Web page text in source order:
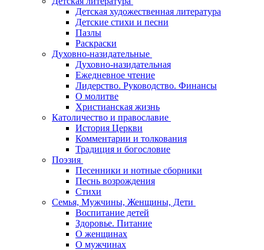
Детская художественная литература
Детские стихи и песни
Пазлы
Раскраски
Духовно-назидательные
Духовно-назидательная
Ежедневное чтение
Лидерство. Руководство. Финансы
О молитве
Христианская жизнь
Католичество и православие
История Церкви
Комментарии и толкования
Традиция и богословие
Поэзия
Песенники и нотные сборники
Песнь возрождения
Стихи
Семья, Мужчины, Женщины, Дети
Воспитание детей
Здоровье. Питание
О женщинах
О мужчинах